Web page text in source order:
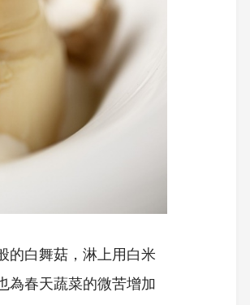
的白舞菇，淋上用白米
為春天蔬菜的微苦增加